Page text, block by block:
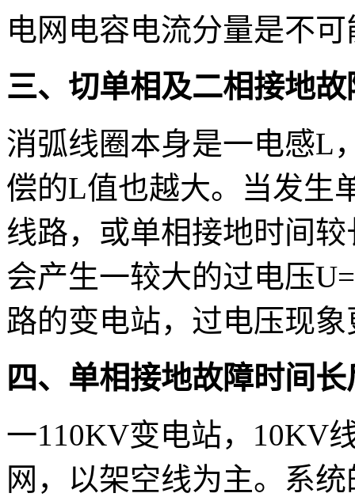
电网电容电流分量是不
三、切单相及二相接地
消弧线圈本身是一电感L
偿的L值也越大。当发生
线路，或单相接地时间
会产生一较大的过电压
路的变电站，过电压现
四、单相接地故障时间
一110KV变电站，10KV
网，以架空线为主。系